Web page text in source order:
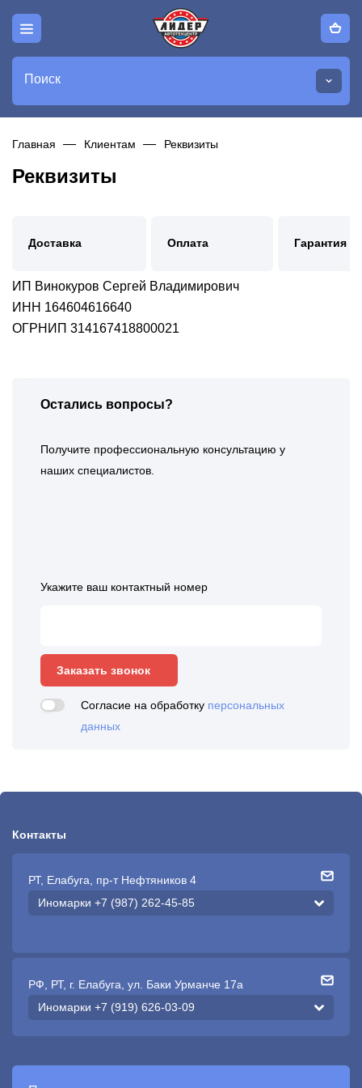
Поиск
Главная Клиентам Реквизиты
Реквизиты
Доставка Оплата Гарантия и
ИП Винокуров Сергей Владимирович
ИНН 164604616640
ОГРНИП 314167418800021
Остались вопросы?
Получите профессиональную консультацию у
наших специалистов.
Укажите ваш контактный номер
Заказать звонок
Согласие на обработку персональных
данных
Контакты
РТ, Елабуга, пр-т Нефтяников 4
Иномарки +7 (987) 262-45-85
РФ, РТ, г. Елабуга, ул. Баки Урманче 17а
Иномарки +7 (919) 626-03-09